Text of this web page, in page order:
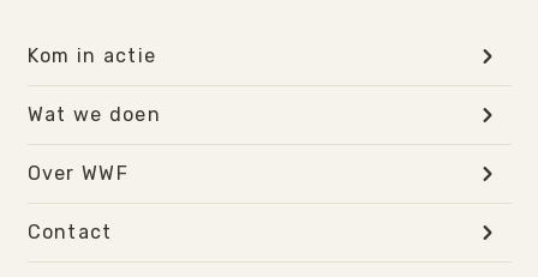
Kom in actie
Wat we doen
Over WWF
Contact